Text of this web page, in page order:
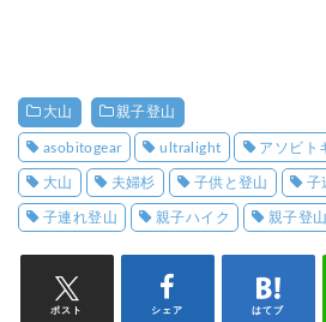
大山 親子登山
asobitogear ultralight アソビト
大山 夫婦杉 子供と登山 子
子連れ登山 親子ハイク 親子登山
ポスト シェア はてブ